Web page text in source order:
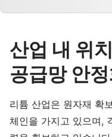
산업 내 위
공급망 안
리튬 산업은 원자재 확
체인을 가지고 있으며,